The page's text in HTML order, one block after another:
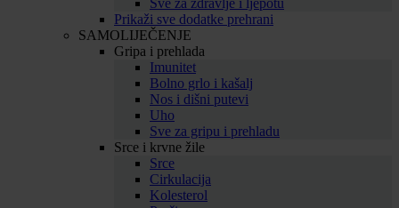
Sve za zdravlje i ljepotu
Prikaži sve dodatke prehrani
SAMOLIJEČENJE
Gripa i prehlada
Imunitet
Bolno grlo i kašalj
Nos i dišni putevi
Uho
Sve za gripu i prehladu
Srce i krvne žile
Srce
Cirkulacija
Kolesterol